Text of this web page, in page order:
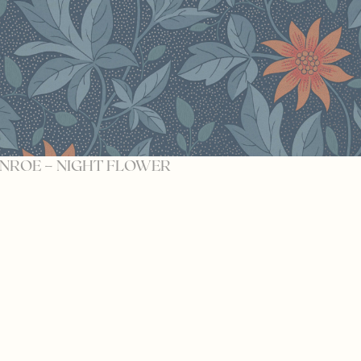
– NIGHT FLOWER